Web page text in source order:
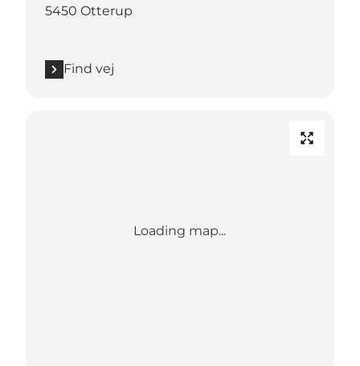
5450 Otterup
Find vej
Loading map...